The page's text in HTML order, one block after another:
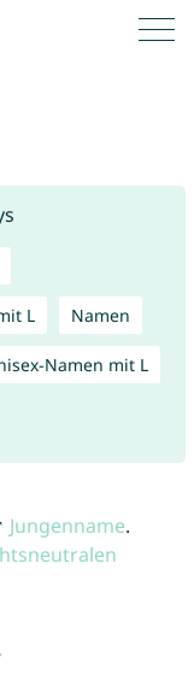
L Namen
Namen mit L
Jungenname.